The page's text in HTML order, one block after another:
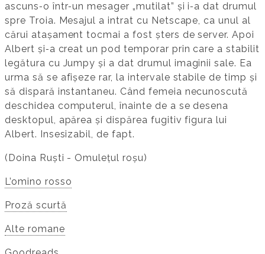
ascuns‑o într‑un mesager „mutilat” și i‑a dat drumul
spre Troia. Mesajul a intrat cu Netscape, ca unul al
cărui atașament tocmai a fost șters de server. Apoi
Albert și‑a creat un pod temporar prin care a stabilit
legătura cu Jumpy și a dat drumul imaginii sale. Ea
urma să se afișeze rar, la intervale stabile de timp și
să dispară instantaneu. Când femeia necunoscută
deschidea computerul, înainte de a se desena
desktopul, apărea și dispărea fugitiv figura lui
Albert. Insesizabil, de fapt.
(Doina Ruști - Omulețul roșu)
L’omino rosso
Proză scurtă
Alte romane